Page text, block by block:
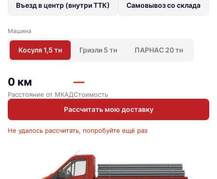
Въезд в центр (внутри ТТК) Самовывоз со склада
Машина
Косуля 1,5 тн Гризли 5 тн ПАРНАС 20 тн
0 км
Расстояние от МКАД
—
Стоимость
Рассчитать мою доставку
Не удалось рассчитать, попробуйте ещё раз